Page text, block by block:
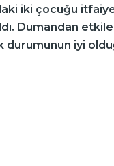
iki çocuğu
Dumandan
durumunun iyi